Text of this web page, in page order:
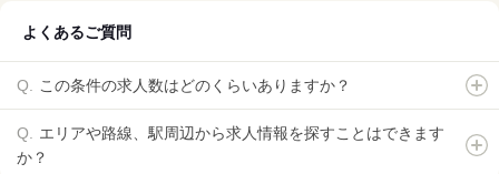
よくあるご質問
この条件の求人数はどのくらいありますか？
エリアや路線、駅周辺から求人情報を探すことはできます
か？